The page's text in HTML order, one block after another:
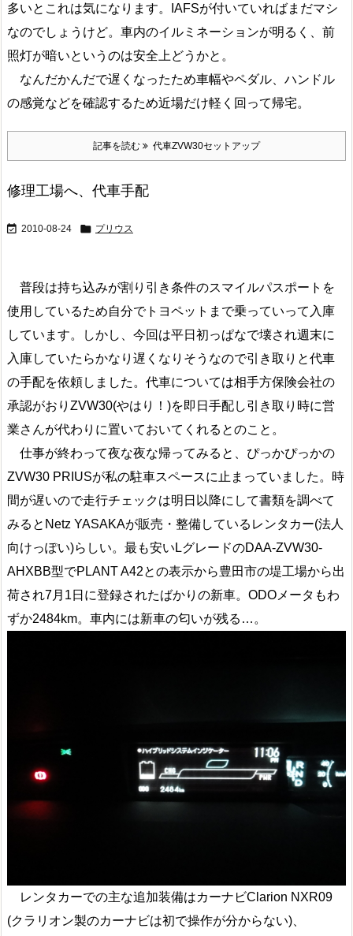
多いとこれは気になります。IAFSが付いていればまだマシ
なのでしょうけど。車内のイルミネーションが明るく、前
照灯が暗いというのは安全上どうかと。
なんだかんだで遅くなったため車幅やペダル、ハンドル
の感覚などを確認するため近場だけ軽く回って帰宅。
記事を読む 代車ZVW30セットアップ
修理工場へ、代車手配
 2010-08-24  プリウス
普段は持ち込みが割り引き条件のスマイルパスポートを
使用しているため自分でトヨペットまで乗っていって入庫
しています。しかし、今回は平日初っぱなで壊され週末に
入庫していたらかなり遅くなりそうなので引き取りと代車
の手配を依頼しました。代車については相手方保険会社の
承認がおりZVW30(やはり！)を即日手配し引き取り時に営
業さんが代わりに置いておいてくれるとのこと。
仕事が終わって夜な夜な帰ってみると、ぴっかぴっかの
ZVW30 PRIUSが私の駐車スペースに止まっていました。時
間が遅いので走行チェックは明日以降にして書類を調べて
みるとNetz YASAKAが販売・整備しているレンタカー(法人
向けっぽい)らしい。最も安いLグレードのDAA-ZVW30-
AHXBB型でPLANT A42との表示から豊田市の堤工場から出
荷され7月1日に登録されたばかりの新車。ODOメータもわ
ずか2484km。車内には新車の匂いが残る…。
レンタカーでの主な追加装備はカーナビClarion NXR09
(クラリオン製のカーナビは初で操作が分からない)、